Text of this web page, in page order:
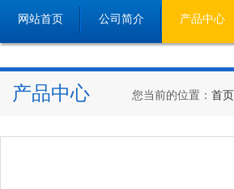
网站首页 公司简介 产品中心
产品中心 您当前的位置： 首页